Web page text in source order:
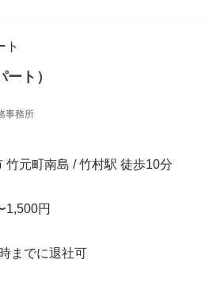
ト
ト）
事務所
竹元町南島 / 竹村駅 徒歩10分
1,500円
までに退社可